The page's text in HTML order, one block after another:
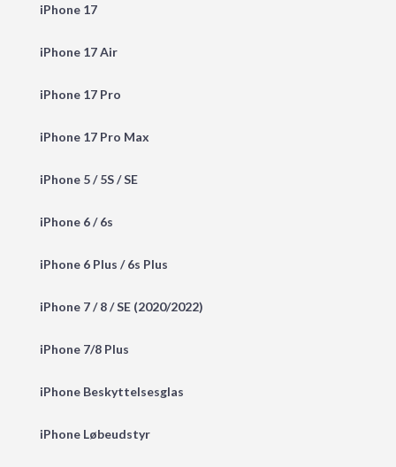
iPhone 17
iPhone 17 Air
iPhone 17 Pro
iPhone 17 Pro Max
iPhone 5 / 5S / SE
iPhone 6 / 6s
iPhone 6 Plus / 6s Plus
iPhone 7 / 8 / SE (2020/2022)
iPhone 7/8 Plus
iPhone Beskyttelsesglas
iPhone Løbeudstyr